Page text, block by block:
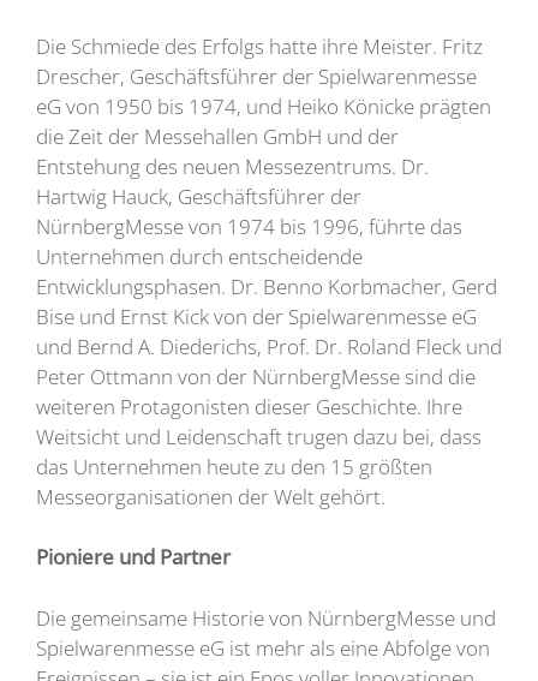
Die Schmiede des Erfolgs hatte ihre Meister. Fritz
Drescher, Geschäftsführer der Spielwarenmesse
eG von 1950 bis 1974, und Heiko Könicke prägten
die Zeit der Messehallen GmbH und der
Entstehung des neuen Messezentrums. Dr.
Hartwig Hauck, Geschäftsführer der
NürnbergMesse von 1974 bis 1996, führte das
Unternehmen durch entscheidende
Entwicklungsphasen. Dr. Benno Korbmacher, Gerd
Bise und Ernst Kick von der Spielwarenmesse eG
und Bernd A. Diederichs, Prof. Dr. Roland Fleck und
Peter Ottmann von der NürnbergMesse sind die
weiteren Protagonisten dieser Geschichte. Ihre
Weitsicht und Leidenschaft trugen dazu bei, dass
das Unternehmen heute zu den 15 größten
Messeorganisationen der Welt gehört.
Pioniere und Partner
Die gemeinsame Historie von NürnbergMesse und
Spielwarenmesse eG ist mehr als eine Abfolge von